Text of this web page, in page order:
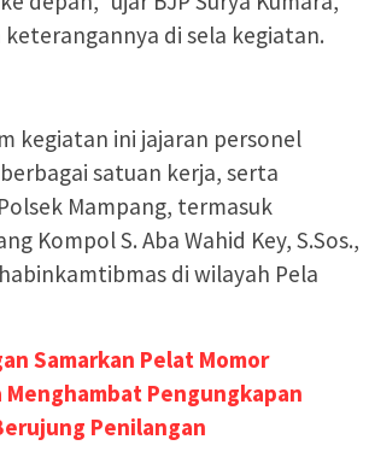
keterangannya di sela kegiatan.
kegiatan ini jajaran personel
satuan kerja, serta
Mampang, termasuk
Kompol S. Aba Wahid Key, S.Sos.,
di wilayah Pela
Samarkan Pelat Momor
Menghambat Pengungkapan
Penilangan